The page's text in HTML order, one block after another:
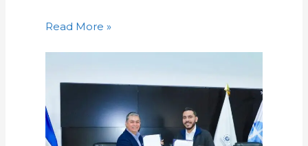
Read More »